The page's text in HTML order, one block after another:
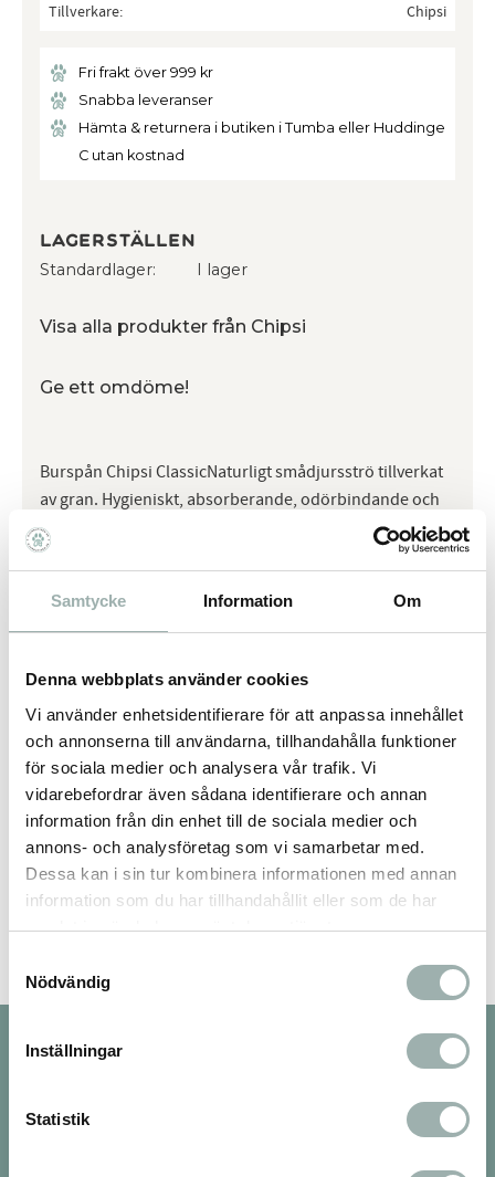
Samtycke Information Om
Denna webbplats använder cookies
Vi använder enhetsidentifierare för att anpassa innehållet
och annonserna till användarna, tillhandahålla funktioner
för sociala medier och analysera vår trafik. Vi
vidarebefordrar även sådana identifierare och annan
information från din enhet till de sociala medier och
annons- och analysföretag som vi samarbetar med.
Dessa kan i sin tur kombinera informationen med annan
information som du har tillhandahållit eller som de har
samlat in när du har använt deras tjänster.
Nödvändig
Inställningar
Statistik
Tillverkare
Chipsi
Fri frakt över 999 kr
Snabba leveranser
Hämta & returnera i butiken i Tumba eller Huddinge
C utan kostnad
Lagerställen
Standardlager I lager
Visa alla produkter från Chipsi
Ge ett omdöme!
Burspån Chipsi ClassicNaturligt smådjursströ tillverkat
av gran. Hygieniskt, absorberande, odörbindande och
praktiskt taget dammfritt.
Omdömen
Du
Bli den första att lämna ett omdöme.